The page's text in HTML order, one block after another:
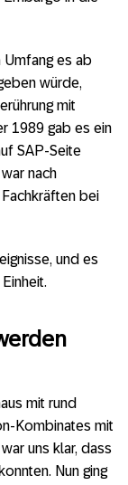
Umfang es ab
würde,
mit
1989 gab es ein
SAP-Seite
nach
bei
und es
mit rund
Kombinates mit
uns klar, dass
Nun ging